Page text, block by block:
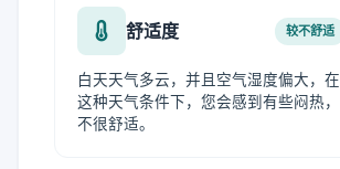
舒适度 较不舒适
白天天气多云，并且空气湿度偏大，在
这种天气条件下，您会感到有些闷热，
不很舒适。